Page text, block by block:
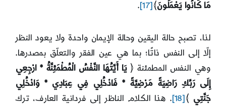
مَا كَانُوا يَعْمَلُونَ﴾ [17]
.
لذا، تصبح حالة اليقين وحالة الإيمان واحدة ولا يعود النظر
إلّا إلى النفس ذاتًا؛ بما هي عين الفقر والتعلّق بمصدرها.
وهي النفس المطمئنة ﴿ يَا أَيَّتُهَا النَّفْسُ الْمُطْمَئِنَّةُ * ارْجِعِي
إِلَى رَبِّكِ رَاضِيَةً مَرْضِيَّةً * فَادْخُلِي فِي عِبَادِي * وَادْخُلِي
جَنَّتِي ﴾[18]
. هذا الكلام الناظر إلى فردانية العارف، ترك